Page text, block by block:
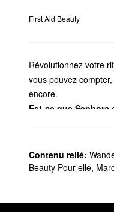
First Aid Beauty
Révolutionnez votre
vous pouvez
encore.
Est-ce que
Voulez-vous éliminer
corps, des crèmes
Contenu relié:
Beauty Pour elle,